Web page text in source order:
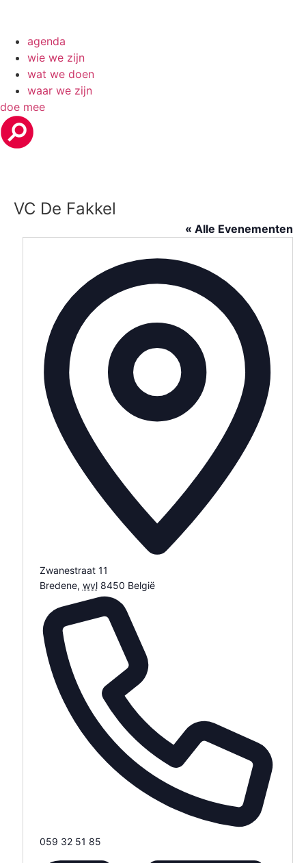
agenda
wie we zijn
wat we doen
waar we zijn
doe mee
VC De Fakkel
« Alle Evenementen
Zwanestraat 11
Bredene, wvl 8450 België
Telefoon
059 32 51 85